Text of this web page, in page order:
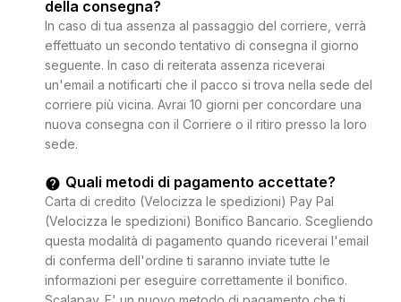
della consegna?
In caso di tua assenza al passaggio del corriere, verrà
effettuato un secondo tentativo di consegna il giorno
seguente. In caso di reiterata assenza riceverai
un'email a notificarti che il pacco si trova nella sede del
corriere più vicina. Avrai 10 giorni per concordare una
nuova consegna con il Corriere o il ritiro presso la loro
sede.
Quali metodi di pagamento accettate?
Carta di credito (Velocizza le spedizioni) Pay Pal
(Velocizza le spedizioni) Bonifico Bancario. Scegliendo
questa modalità di pagamento quando riceverai l'email
di conferma dell'ordine ti saranno inviate tutte le
informazioni per eseguire correttamente il bonifico.